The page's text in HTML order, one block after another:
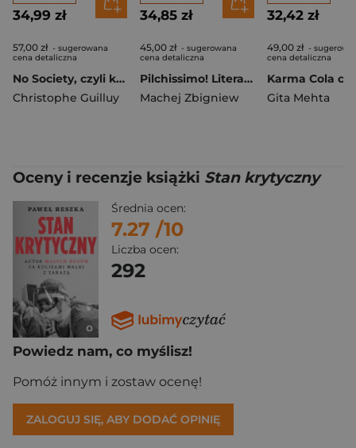
34,99 zł
57,00 zł - sugerowana
cena detaliczna
No Society, czyli koniec zachodniej klasy średniej
Christophe Guilluy
34,85 zł
45,00 zł - sugerowana
cena detaliczna
Pilchissimo! Literacki hedonizm w czasach kryzysu
Machej Zbigniew
32,42 zł
49,00 zł -
cena detaliczna
Gita Mehta
Oceny i recenzje książki Stan krytyczny
Średnia ocen:
7.27 /10
Liczba ocen:
292
Powiedz nam, co myślisz!
Pomóż innym i zostaw ocenę!
ZALOGUJ SIĘ, ABY DODAĆ OPINIĘ